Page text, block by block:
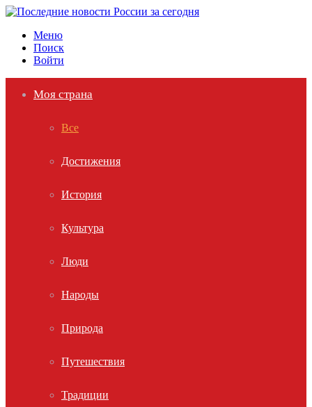
Меню
Поиск
Войти
Моя страна
Все
Достижения
История
Культура
Люди
Народы
Природа
Путешествия
Традиции